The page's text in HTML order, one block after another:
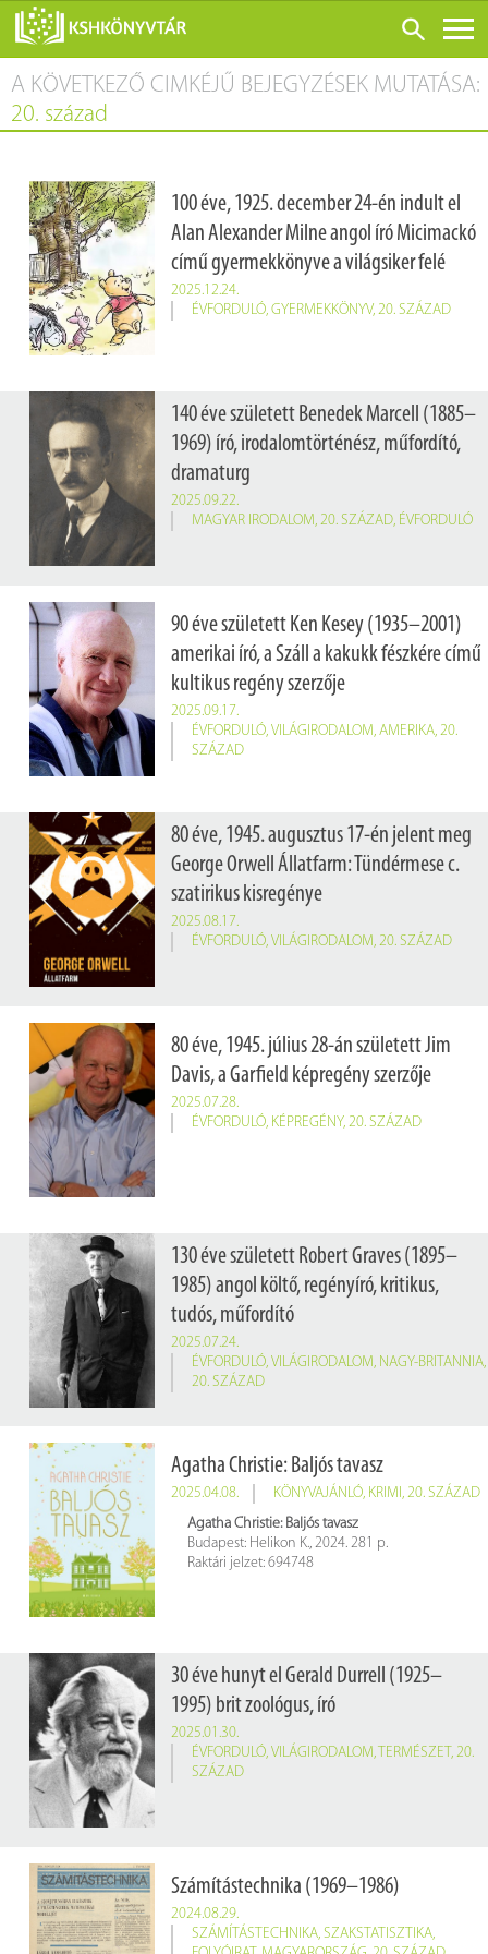
ONLINE KATALÓGUS
RÓLUNK
SZOLGÁLTATÁSOK
KONFERENCIÁK
ADATBÁZISOK
BLOG
A KÖVETKEZŐ CIMKÉJŰ BEJEGYZÉSEK MUTATÁSA:
20. század
100 éve, 1925. december 24-én indult el
Alan Alexander Milne angol író Micimackó
című gyermekkönyve a világsiker felé
2025.12.24.
ÉVFORDULÓ, GYERMEKKÖNYV, 20. SZÁZAD
140 éve született Benedek Marcell (1885–
1969) író, irodalomtörténész, műfordító,
dramaturg
2025.09.22.
MAGYAR IRODALOM, 20. SZÁZAD, ÉVFORDULÓ
90 éve született Ken Kesey (1935–2001)
amerikai író, a Száll a kakukk fészkére című
kultikus regény szerzője
2025.09.17.
ÉVFORDULÓ, VILÁGIRODALOM, AMERIKA, 20.
SZÁZAD
80 éve, 1945. augusztus 17-én jelent meg
George Orwell Állatfarm: Tündérmese c.
szatirikus kisregénye
2025.08.17.
ÉVFORDULÓ, VILÁGIRODALOM, 20. SZÁZAD
80 éve, 1945. július 28-án született Jim
Davis, a Garfield képregény szerzője
2025.07.28.
ÉVFORDULÓ, KÉPREGÉNY, 20. SZÁZAD
130 éve született Robert Graves (1895–
1985) angol költő, regényíró, kritikus,
tudós, műfordító
2025.07.24.
ÉVFORDULÓ, VILÁGIRODALOM, NAGY-BRITANNIA,
20. SZÁZAD
Agatha Christie: Baljós tavasz
2025.04.08. KÖNYVAJÁNLÓ, KRIMI, 20. SZÁZAD
Agatha Christie: Baljós ​tavasz
Budapest: Helikon K., 2024. 281 p.
Raktári jelzet: 694748
30 éve hunyt el Gerald Durrell (1925–
1995) brit zoológus, író
2025.01.30.
ÉVFORDULÓ, VILÁGIRODALOM, TERMÉSZET, 20.
SZÁZAD
Számítástechnika (1969–1986)
2024.08.29.
SZÁMÍTÁSTECHNIKA, SZAKSTATISZTIKA,